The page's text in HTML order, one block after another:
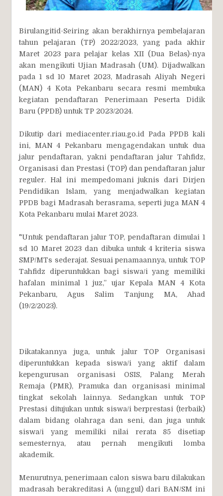
Birulangitid-Seiring akan berakhirnya pembelajaran
tahun pelajaran (TP) 2022/2023, yang pada akhir
Maret 2023 para pelajar kelas XII (Dua Belas)-nya
akan mengikuti Ujian Madrasah (UM). Dijadwalkan
pada 1 sd 10 Maret 2023, Madrasah Aliyah Negeri
(MAN) 4 Kota Pekanbaru secara resmi membuka
kegiatan pendaftaran Penerimaan Peserta Didik
Baru (PPDB) untuk TP 2023/2024.
Dikutip dari mediacenter.riau.go.id Pada PPDB kali
ini, MAN 4 Pekanbaru mengagendakan untuk dua
jalur pendaftaran, yakni pendaftaran jalur Tahfidz,
Organisasi dan Prestasi (TOP) dan pendaftaran jalur
reguler. Hal ini mempedomani juknis dari Dirjen
Pendidikan Islam, yang menjadwalkan kegiatan
PPDB bagi Madrasah berasrama, seperti juga MAN 4
Kota Pekanbaru mulai Maret 2023.
"Untuk pendaftaran jalur TOP, pendaftaran dimulai 1
sd 10 Maret 2023 dan dibuka untuk 4 kriteria siswa
SMP/MTs sederajat. Sesuai penamaannya, untuk TOP
Tahfidz diperuntukkan bagi siswa/i yang memiliki
hafalan minimal 1 juz,’’ ujar Kepala MAN 4 Kota
Pekanbaru, Agus Salim Tanjung MA, Ahad
(19/2/2023).
Dikatakannya juga, untuk jalur TOP Organisasi
diperuntukkan kepada siswa/i yang aktif dalam
kepengurusan organisasi OSIS, Palang Merah
Remaja (PMR), Pramuka dan organisasi minimal
tingkat sekolah lainnya. Sedangkan untuk TOP
Prestasi ditujukan untuk siswa/i berprestasi (terbaik)
dalam bidang olahraga dan seni, dan juga untuk
siswa/i yang memiliki nilai rerata 85 disetiap
semesternya, atau pernah mengikuti lomba
akademik.
Menurutnya, penerimaan calon siswa baru dilakukan
madrasah berakreditasi A (unggul) dari BAN/SM ini